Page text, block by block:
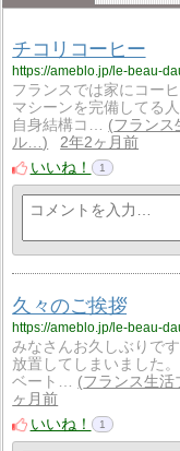
チコリコーヒー
フランスでは家にコー
マシーンを完備してる
自身結構コ…
フラン
ル…
2年2ヶ月前
いいね！
1
久々のご挨拶
みなさんお久しぶりで
放置してしまいました
ベート…
フランス生
ヶ月前
いいね！
1